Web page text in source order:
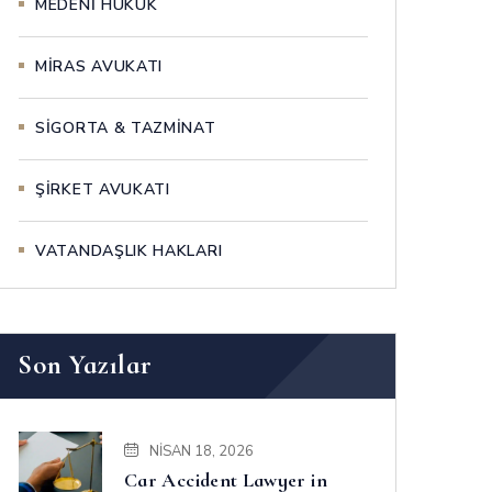
MEDENİ HUKUK
MİRAS AVUKATI
SİGORTA & TAZMİNAT
ŞİRKET AVUKATI
VATANDAŞLIK HAKLARI
Son Yazılar
NISAN 18, 2026
Car Accident Lawyer in